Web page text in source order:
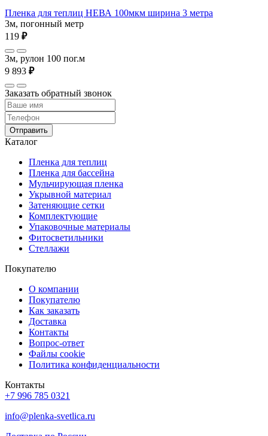
Пленка для теплиц НЕВА 100мкм ширина 3 метра
3м, погонный метр
119 ₽
3м, рулон 100 пог.м
9 893 ₽
Заказать обратный звонок
Отправить
Каталог
Пленка для теплиц
Пленка для бассейна
Мульчирующая пленка
Укрывной материал
Затеняющие сетки
Комплектующие
Упаковочные материалы
Фитосветильники
Стеллажи
Покупателю
О компании
Покупателю
Как заказать
Доставка
Контакты
Вопрос-ответ
Файлы cookie
Политика конфиденциальности
Контакты
+7 996 785 0321
info@plenka-svetlica.ru